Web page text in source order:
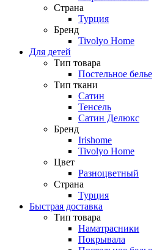
Страна
Турция
Бренд
Tivolyo Home
Для детей
Тип товара
Постельное белье
Тип ткани
Сатин
Тенсель
Сатин Делюкс
Бренд
Irishome
Tivolyo Home
Цвет
Разноцветный
Страна
Турция
Быстрая доставка
Тип товара
Наматрасники
Покрывала